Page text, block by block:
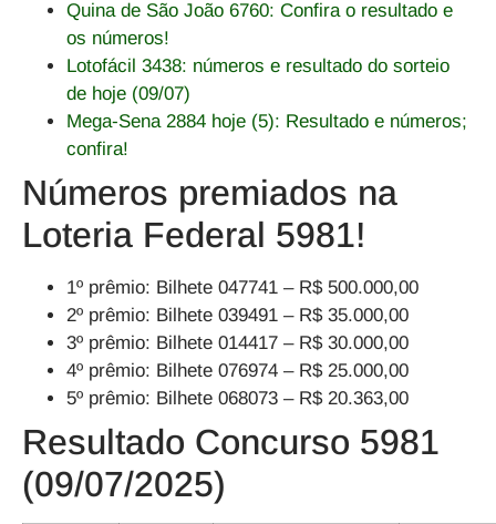
Quina de São João 6760: Confira o resultado e
os números!
Lotofácil 3438: números e resultado do sorteio
de hoje (09/07)
Mega-Sena 2884 hoje (5): Resultado e números;
confira!
Números premiados na
Loteria Federal 5981!
1º prêmio: Bilhete 047741 – R$ 500.000,00
2º prêmio: Bilhete 039491 – R$ 35.000,00
3º prêmio: Bilhete 014417 – R$ 30.000,00
4º prêmio: Bilhete 076974 – R$ 25.000,00
5º prêmio: Bilhete 068073 – R$ 20.363,00
Resultado Concurso 5981
(09/07/2025)